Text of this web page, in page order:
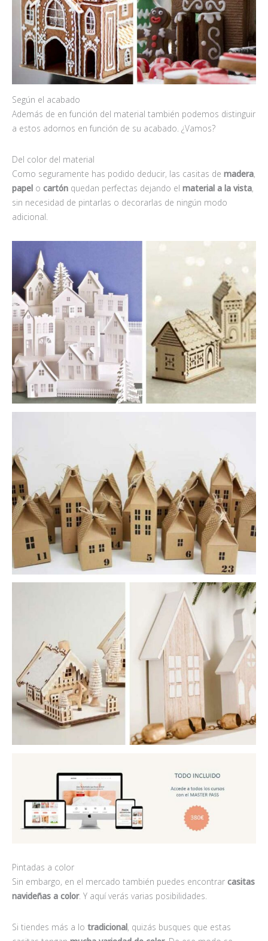
Según el acabado
Además de en función del material también podemos distinguir
a estos adornos en función de su acabado. ¿Vamos?
Del color del material
Como seguramente has podido deducir, las casitas de madera,
papel o cartón quedan perfectas dejando el material a la vista,
sin necesidad de pintarlas o decorarlas de ningún modo
adicional.
Pintadas a color
Sin embargo, en el mercado también puedes encontrar casitas
navideñas a color. Y aquí verás varias posibilidades.
Si tiendes más a lo tradicional, quizás busques que estas